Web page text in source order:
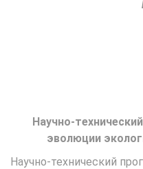
Научно-
эволюции
Научно-технический